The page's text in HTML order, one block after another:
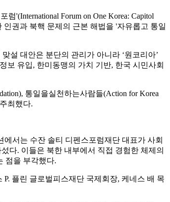
'(International Forum on One Korea: Capitol
인권과 북핵 문제의 근본 해법을 '자유롭고 통일
설 대안은 분단의 관리가 아니라 ‘원코리아’
보 유입, 한미동맹의 가치 기반, 한국 시민사회
통일을실천하는사람들(Action for Korea
최했다.
서는 수잔 솔티 디펜스포럼재단 대표가 사회
다. 이들은 북한 내부에서 직접 경험한 체제의
점을 부각했다.
플린 글로벌피스재단 국제회장, 케네스 배 목